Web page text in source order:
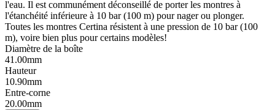
l'eau. Il est communément déconseillé de porter les montres à
l'étanchéité inférieure à 10 bar (100 m) pour nager ou plonger.
Toutes les montres Certina résistent à une pression de 10 bar (100
m), voire bien plus pour certains modèles!
Diamètre de la boîte
41.00mm
Hauteur
10.90mm
Entre-corne
20.00mm